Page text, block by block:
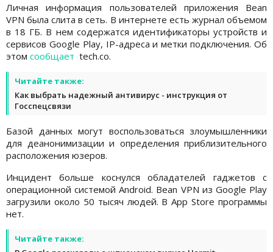
Личная информация пользователей приложения Bean
VPN была слита в сеть. В интернете есть журнал объемом
в 18 ГБ. В нем содержатся идентификаторы устройств и
сервисов Google Play, IP-адреса и метки подключения. Об
этом сообщает tech.co.
Читайте также:
Как выбрать надежный антивирус - инструкция от
Госспецсвязи
Базой данных могут воспользоваться злоумышленники
для деанонимизации и определения приблизительного
расположения юзеров.
Инцидент больше коснулся обладателей гаджетов с
операционной системой Android. Bean VPN из Google Play
загрузили около 50 тысяч людей. В App Store программы
нет.
Читайте также: